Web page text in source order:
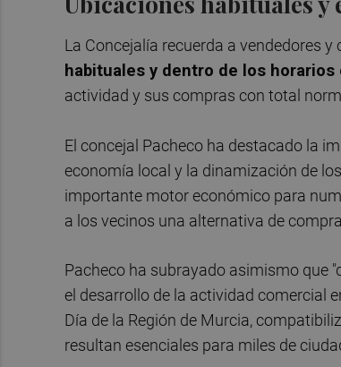
La Concejalía recuerda a vendedores
habituales y dentro de los
actividad y sus compras con total
El concejal Pacheco ha destacado la
economía local y la dinamización de
importante motor económico para
a los vecinos una alternativa de
Pacheco ha subrayado asimismo que
el desarrollo de la actividad comercial
Día de la Región de Murcia,
resultan esenciales para miles de